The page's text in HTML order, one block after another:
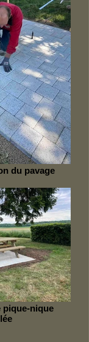
du pavage
pique-nique